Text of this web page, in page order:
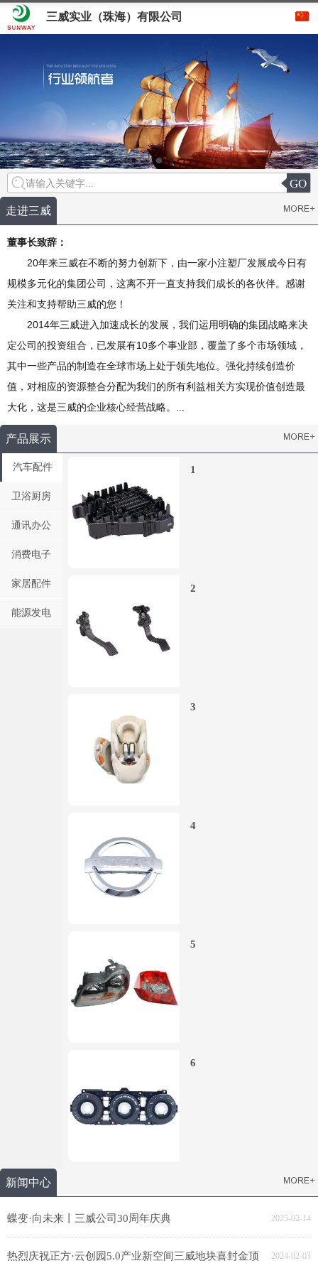
三威实业（珠海）有限公司
GO
请输入关键字...
走进三威
董事长致辞：
20年来三威在不断的努力创新下，由一家小注塑厂发展成今日有
规模多元化的集团公司，这离不开一直支持我们成长的各伙伴。感谢
关注和支持帮助三威的您！
2014年三威进入加速成长的发展，我们运用明确的集团战略来决
定公司的投资组合，已发展有10多个事业部，覆盖了多个市场领域，
其中一些产品的制造在全球市场上处于领先地位。强化持续创造价
值，对相应的资源整合分配为我们的所有利益相关方实现价值创造最
大化，这是三威的企业核心经营战略。...
产品展示
汽车配件
卫浴厨房
通讯办公
消费电子
家居配件
能源发电
1
2
3
4
5
6
新闻中心
蝶变·向未来丨三威公司30周年庆典 2025-02-14
热烈庆祝正方·云创园5.0产业新空间三威地块喜封金顶 2024-02-03